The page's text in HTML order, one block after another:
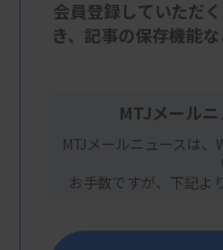
アムジェンは11月
ウェブサイト「甲
会員登録していただ
き、 記事の保存機能
MTJメール
MTJメールニュースは、
お手数ですが、下記よ